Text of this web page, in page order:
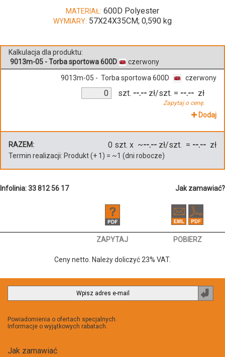
MATERIAŁ: 600D Polyester
WYMIARY: 57X24X35CM; 0,590 kg
Kalkulacja dla produktu:
9013m-05 - Torba sportowa 600D
czerwony
9013m-05 - Torba sportowa 600D czerwony
szt. --.-- zł/szt.
Zapytaj o cenę.
= --.-- zł
Dodaj
RAZEM: 0 szt. x ~--.-- zł/szt. = --.-- zł
Termin realizacji: Produkt(+ 1 ) = ~1 (dni robocze)
Infolinia: 33 812 56 17 Jak zamawiać?
ZAPYTAJ POBIERZ
Ceny netto. Należy doliczyć 23% VAT.
Powiadomienia o ofertach specjalnych.
Informacje o wyjątkowych rabatach.
Jak zamawiać